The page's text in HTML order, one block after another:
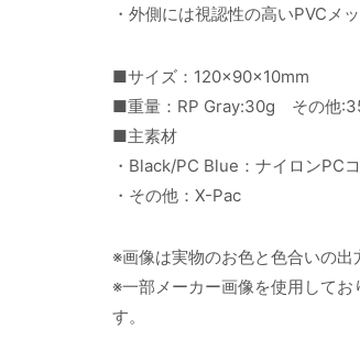
・外側には視認性の高いPVCメ
■サイズ：120×90×10mm
■重量：RP Gray:30g その他
■主素材
・Black/PC Blue：ナイロンPC
・その他：X-Pac
※画像は実物のお色と色合いの出
※一部メーカー画像を使用して
す。